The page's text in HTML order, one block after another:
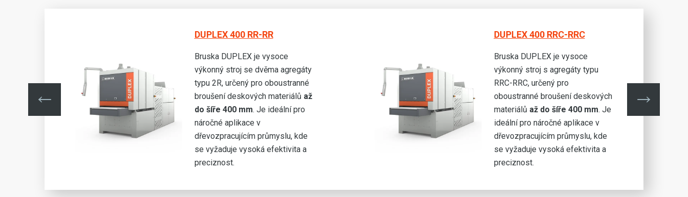
DUPLEX 400 RR-RR
Bruska DUPLEX je vysoce
výkonný stroj se dvěma agregáty
typu 2R, určený pro oboustranné
broušení deskových materiálů až
do šíře 400 mm. Je ideální pro
náročné aplikace v
dřevozpracujícím průmyslu, kde
se vyžaduje vysoká efektivita a
preciznost.
DUPLEX 400 RRC-RRC
Bruska DUPLEX je vysoce
výkonný stroj s agregáty typu
RRC-RRC, určený pro
oboustranné broušení deskových
materiálů až do šíře 400 mm. Je
ideální pro náročné aplikace v
dřevozpracujícím průmyslu, kde
se vyžaduje vysoká efektivita a
preciznost.